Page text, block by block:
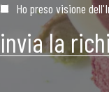
Ho preso visione